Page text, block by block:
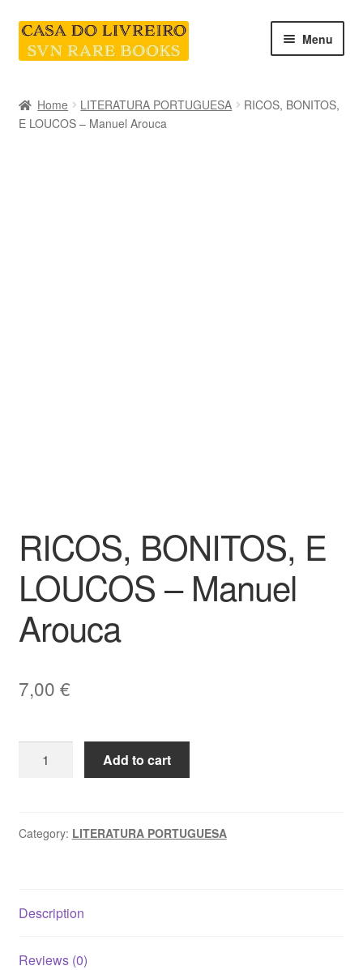
Skip
to
Skip
to
Menu
CATEGORIAS E COLEÇÕES
Home LITERATURA PORTUGUESA
RICOS, BONITOS,
E LOUCOS – Manuel Arouca
RICOS, BONITOS, E
LOUCOS – Manuel
Arouca
7,00 €
BONITOS,
-
Add to cart
Category: LITERATURA PORTUGUESA
Description
Reviews (0)